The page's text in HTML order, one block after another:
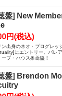
盤] New
円(税込)
ン出身のネオ・プログレッ
にエントリー。バレ
ープ・ハウス推薦盤！
盤] Brendon